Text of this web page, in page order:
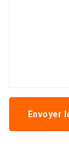
Envoyer